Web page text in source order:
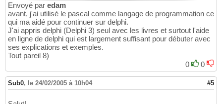
Envoyé par edam
avant, j'ai utilisé le pascal comme langage de programmation ce
qui ma aidé pour continuer sur delphi.
J'ai appris delphi (Delphi 3) seul avec les livres et surtout l'aide
en ligne de delphi qui est largement suffisant pour débuter avec
ses explications et exemples.
Tout pareil 8)
0
0
Sub0, le 24/02/2005 à 10h04 #5